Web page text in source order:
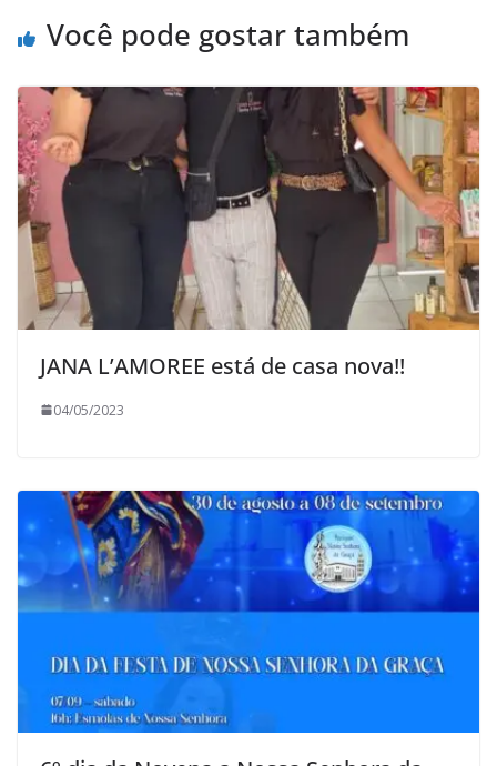
Você pode gostar também
JANA L’AMOREE está de casa nova!!
04/05/2023